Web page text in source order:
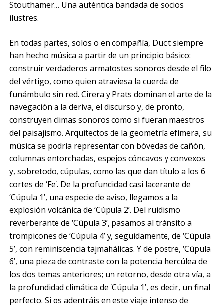
Stouthamer… Una auténtica bandada de socios
ilustres.
En todas partes, solos o en compañía, Duot siempre
han hecho música a partir de un principio básico:
construir verdaderos armatostes sonoros desde el filo
del vértigo, como quien atraviesa la cuerda de
funámbulo sin red. Cirera y Prats dominan el arte de la
navegación a la deriva, el discurso y, de pronto,
construyen climas sonoros como si fueran maestros
del paisajismo. Arquitectos de la geometría efímera, su
música se podría representar con bóvedas de cañón,
columnas entorchadas, espejos cóncavos y convexos
y, sobretodo, cúpulas, como las que dan título a los 6
cortes de ‘Fe’. De la profundidad casi lacerante de
‘Cúpula 1’, una especie de aviso, llegamos a la
explosión volcánica de ‘Cúpula 2’. Del ruidismo
reverberante de ‘Cúpula 3’, pasamos al tránsito a
trompicones de ‘Cúpula 4’ y, seguidamente, de ‘Cúpula
5’, con reminiscencia tajmahálicas. Y de postre, ‘Cúpula
6’, una pieza de contraste con la potencia hercúlea de
los dos temas anteriores; un retorno, desde otra vía, a
la profundidad climática de ‘Cúpula 1’, es decir, un final
perfecto. Si os adentráis en este viaje intenso de